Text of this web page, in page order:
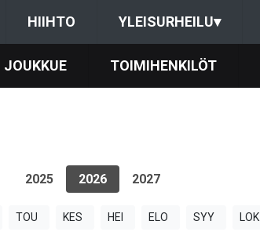
HIIHTO YLEISURHEILU▾
JOUKKUE TOIMIHENKILÖT
2025 2026 2027
TOU KES HEI ELO SYY LOK